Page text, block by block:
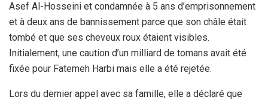
Asef Al-Hosseini et condamnée à 5 ans d’emprisonnement
et à deux ans de bannissement parce que son châle était
tombé et que ses cheveux roux étaient visibles.
Initialement, une caution d’un milliard de tomans avait été
fixée pour Fatemeh Harbi mais elle a été rejetée.
Lors du dernier appel avec sa famille, elle a déclaré que